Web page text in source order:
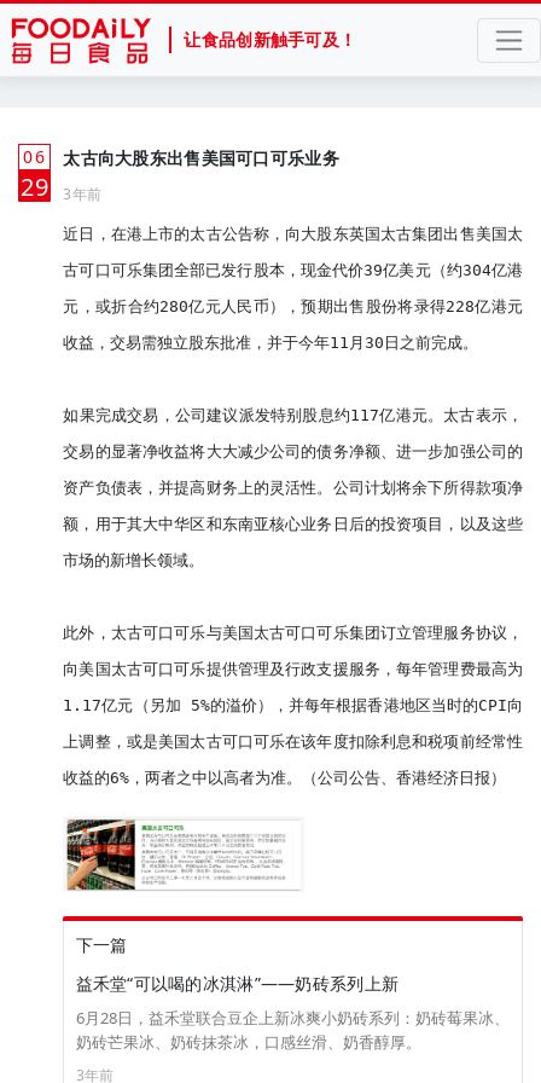
让食品创新触手可及！
06
月
29
太古向大股东出售美国可口可乐业务
3年前
近日，在港上市的太古公告称，向大股东英国太古集团出售美国太
古可口可乐集团全部已发行股本，现金代价39亿美元（约304亿港
元，或折合约280亿元人民币），预期出售股份将录得228亿港元
收益，交易需独立股东批准，并于今年11月30日之前完成。
如果完成交易，公司建议派发特别股息约117亿港元。太古表示，
交易的显著净收益将大大减少公司的债务净额、进一步加强公司的
资产负债表，并提高财务上的灵活性。公司计划将余下所得款项净
额，用于其大中华区和东南亚核心业务日后的投资项目，以及这些
市场的新增长领域。
此外，太古可口可乐与美国太古可口可乐集团订立管理服务协议，
向美国太古可口可乐提供管理及行政支援服务，每年管理费最高为
1.17亿元（另加 5%的溢价），并每年根据香港地区当时的CPI向
上调整，或是美国太古可口可乐在该年度扣除利息和税项前经常性
收益的6%，两者之中以高者为准。（公司公告、香港经济日报）
下一篇
益禾堂“可以喝的冰淇淋”——奶砖系列上新
6月28日，益禾堂联合豆企上新冰爽小奶砖系列：奶砖莓果冰、
奶砖芒果冰、奶砖抹茶冰，口感丝滑、奶香醇厚。
3年前